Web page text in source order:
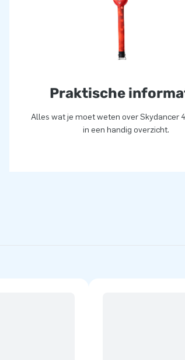
Praktische
Alles wat je moet weten over Skydancer
in een handig overzicht.